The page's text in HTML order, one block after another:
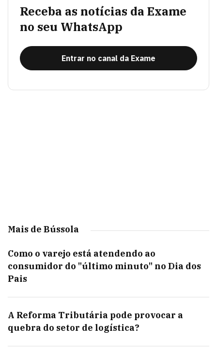
Receba as notícias da Exame
no seu WhatsApp
Entrar no canal da Exame
Mais de Bússola
Como o varejo está atendendo ao
consumidor do "último minuto" no Dia dos
Pais
A Reforma Tributária pode provocar a
quebra do setor de logística?